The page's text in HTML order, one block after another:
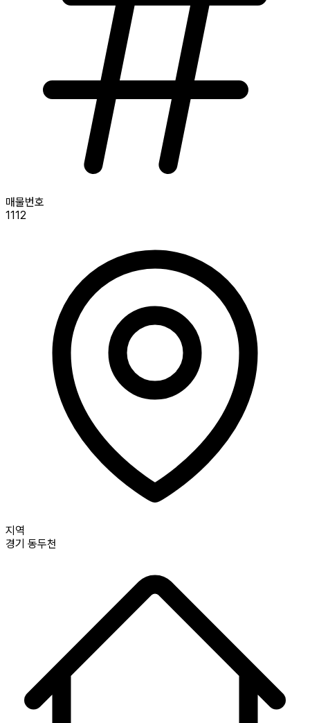
매물번호
1112
지역
경기 동두천